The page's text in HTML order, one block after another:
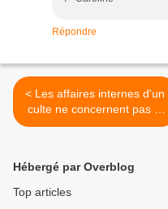
Répondre
< Les affaires internes d'un
culte ne concernent pas le
gouvernement !
Hébergé par Overblog
Top articles